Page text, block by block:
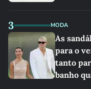
3 MODA
As
para o
tanto
banho